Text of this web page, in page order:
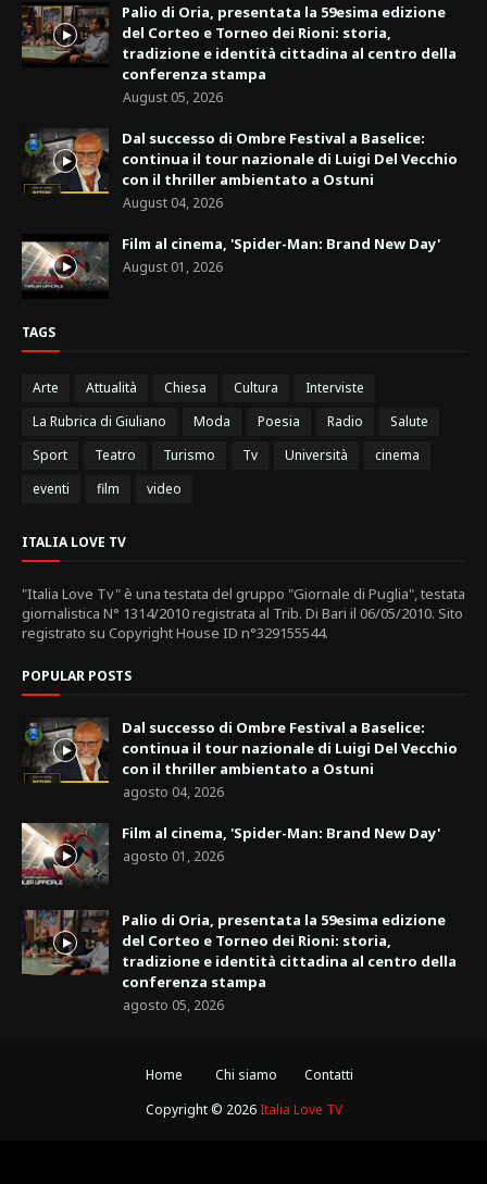
Palio di Oria, presentata la 59esima edizione
del Corteo e Torneo dei Rioni: storia,
tradizione e identità cittadina al centro della
conferenza stampa
August 05, 2026
Dal successo di Ombre Festival a Baselice:
continua il tour nazionale di Luigi Del Vecchio
con il thriller ambientato a Ostuni
August 04, 2026
Film al cinema, 'Spider-Man: Brand New Day'
August 01, 2026
TAGS
Arte Attualità Chiesa Cultura
Interviste
La Rubrica di Giuliano
Moda Poesia Radio
Salute
Sport
Teatro Turismo Tv Università
cinema
eventi
film video
ITALIA LOVE TV
"Italia Love Tv" è una testata del gruppo "Giornale di Puglia", testata
giornalistica N° 1314/2010 registrata al Trib. Di Bari il 06/05/2010. Sito
registrato su Copyright House ID n°329155544.
POPULAR POSTS
Dal successo di Ombre Festival a Baselice:
continua il tour nazionale di Luigi Del Vecchio
con il thriller ambientato a Ostuni
agosto 04, 2026
Film al cinema, 'Spider-Man: Brand New Day'
agosto 01, 2026
Palio di Oria, presentata la 59esima edizione
del Corteo e Torneo dei Rioni: storia,
tradizione e identità cittadina al centro della
conferenza stampa
agosto 05, 2026
Home Chi siamo
Contatti
Copyright © 2026 Italia Love TV